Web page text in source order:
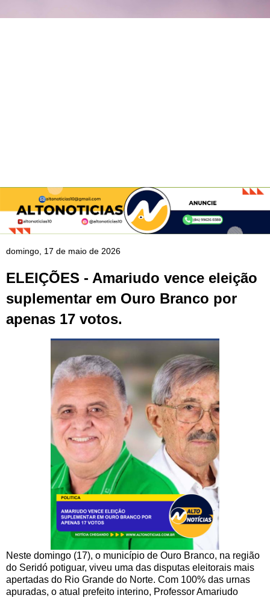
domingo, 17 de maio de 2026
ELEIÇÕES - Amariudo vence eleição
suplementar em Ouro Branco por
apenas 17 votos.
Neste domingo (17), o município de Ouro Branco, na região
do Seridó potiguar, viveu uma das disputas eleitorais mais
apertadas do Rio Grande do Norte. Com 100% das urnas
apuradas, o atual prefeito interino, Professor Amariudo